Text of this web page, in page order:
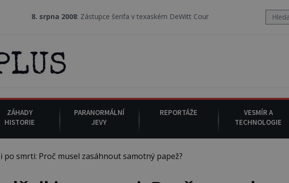
: Zástupce šerifa v texaském DeWitt County pořizuje video, na kterém před jeho
ZÁHADY
HISTORIE
PARANORMÁLNÍ
JEVY
REPORTÁŽE
VESMÍR A
TECHNOLOGIE
po smrti: Proč musel zasáhnout samotný papež?